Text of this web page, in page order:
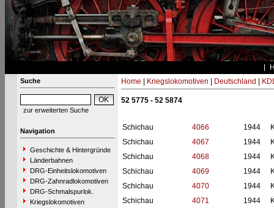
Suche
zur erweiterten Suche
Navigation
Geschichte & Hintergründe
Länderbahnen
DRG-Einheitslokomotiven
DRG-Zahnradlokomotiven
DRG-Schmalspurlok.
Kriegslokomotiven
Home Kriegslokomotiven Deutschland
52 5775 - 52 5874
Schichau 4066 1944
Schichau
4067 1944
Schichau
4068 1944
Schichau
4069 1944
Schichau
4070 1944
Schichau
4071 1944